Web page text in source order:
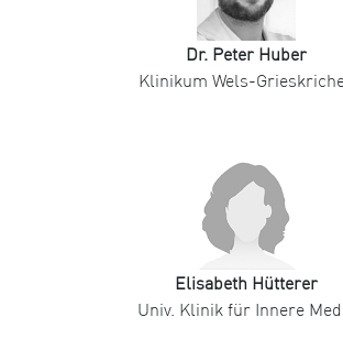
Dr. Peter Huber
Klinikum Wels-
Elisabeth Hütterer
Univ. Klinik für Innere